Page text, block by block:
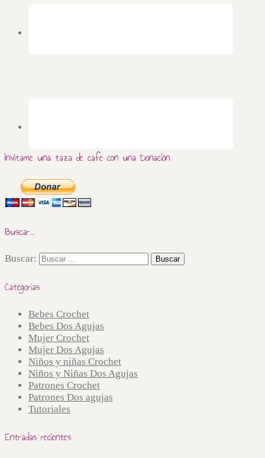
Invitame una taza de cafe con una Donación
Buscar…
Buscar:
Categorías
Bebes Crochet
Bebes Dos Agujas
Mujer Crochet
Mujer Dos Agujas
Niños y niñas Crochet
Niños y Niñas Dos Agujas
Patrones Crochet
Patrones Dos agujas
Tutoriales
Entradas recientes